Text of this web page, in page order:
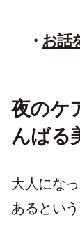
お話
夜のケ
んばる
大人にな
あるという